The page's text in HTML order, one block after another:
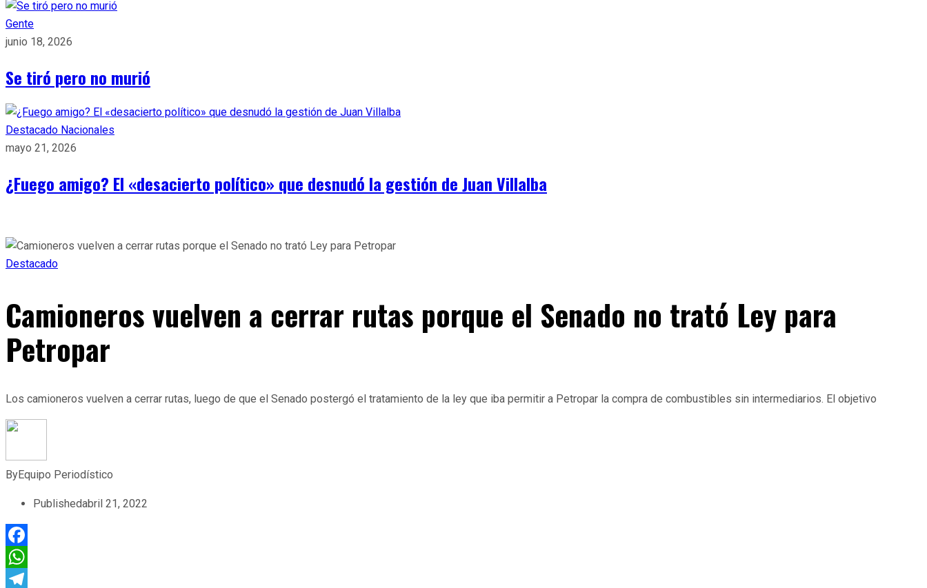
Gente
junio 18, 2026
Se tiró pero no murió
Destacado Nacionales
mayo 21, 2026
¿Fuego amigo? El «desacierto político» que desnudó la gestión de Juan Villalba
Destacado
Camioneros vuelven a cerrar rutas porque el Senado no trató Ley para
Petropar
Los camioneros vuelven a cerrar rutas, luego de que el Senado postergó el tratamiento de la ley que iba permitir a Petropar la compra de combustibles sin intermediarios. El objetivo
ByEquipo Periodístico
Publishedabril 21, 2022
Facebook
WhatsApp